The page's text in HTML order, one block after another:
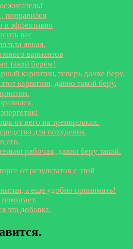
понравился
и эффективно
вес
явная.
вариантов
такой берём!
карнитин, теперь дочке беру.
карнитин, давно такой беру.
от него на тренировках.
для похудения.
его.
рабочая, давно беру такой.
от результатов с этой
а ещё удобно принимать!
эта добавка.